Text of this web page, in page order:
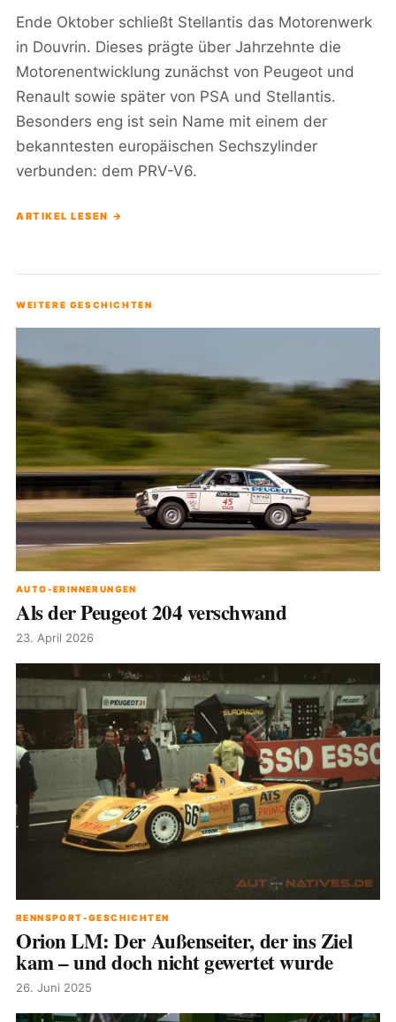
Ende Oktober schließt Stellantis das Motorenwerk
in Douvrin. Dieses prägte über Jahrzehnte die
Motorenentwicklung zunächst von Peugeot und
Renault sowie später von PSA und Stellantis.
Besonders eng ist sein Name mit einem der
bekanntesten europäischen Sechszylinder
verbunden: dem PRV-V6.
ARTIKEL LESEN →
WEITERE GESCHICHTEN
AUTO-ERINNERUNGEN
Als der Peugeot 204 verschwand
23. April 2026
RENNSPORT-GESCHICHTEN
Orion LM: Der Außenseiter, der ins Ziel
kam – und doch nicht gewertet wurde
26. Juni 2025